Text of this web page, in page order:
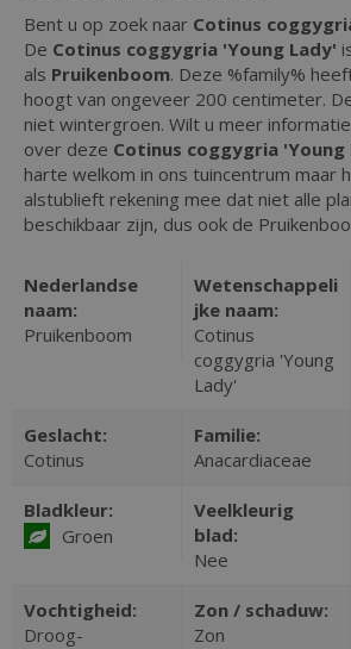
Bent u op zoek naar Cotinus
De Cotinus coggygria 'Young Lady'
als Pruikenboom. Deze %family%
hoogt van ongeveer 200 centimeter.
niet wintergroen. Wilt u meer
over deze Cotinus coggygria 'Young
harte welkom in ons tuincentrum maar
alstublieft rekening mee dat niet alle
beschikbaar zijn, dus ook de
Nederlandse
naam:
Pruikenboom
Wetenschappeli
jke naam:
Cotinus
coggygria 'Young
Lady'
Geslacht:
Cotinus
Familie:
Anacardiaceae
Bladkleur:
Groen
Veelkleurig
blad:
Nee
Vochtigheid:
Droog-
Zon / schaduw:
Zon